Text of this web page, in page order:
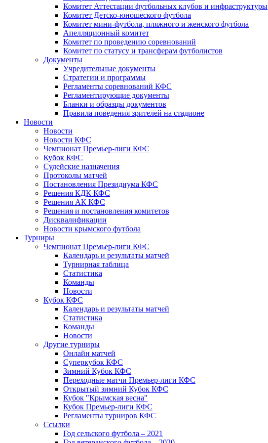
Комитет Аттестации футбольных клубов и инфраструктуры
Комитет Детско-юношеского футбола
Комитет мини-футбола, пляжного и женского футбола
Апелляционный комитет
Комитет по проведению соревнований
Комитет по статусу и трансферам футболистов
Документы
Учредительные документы
Стратегии и программы
Регламенты соревнований КФС
Регламентирующие документы
Бланки и образцы документов
Правила поведения зрителей на стадионе
Новости
Новости
Новости КФС
Чемпионат Премьер-лиги КФС
Кубок КФС
Судейские назначения
Протоколы матчей
Постановления Президиума КФС
Решения КДК КФС
Решения АК КФС
Решения и постановления комитетов
Дисквалификации
Новости крымского футбола
Турниры
Чемпионат Премьер-лиги КФС
Календарь и результаты матчей
Турнирная таблица
Статистика
Команды
Новости
Кубок КФС
Календарь и результаты матчей
Статистика
Команды
Новости
Другие турниры
Онлайн матчей
Суперкубок КФС
Зимний Кубок КФС
Переходные матчи Премьер-лиги КФС
Открытый зимний Кубок КФС
Кубок "Крымская весна"
Кубок Премьер-лиги КФС
Регламенты турниров КФС
Ссылки
Год сельского футбола – 2021